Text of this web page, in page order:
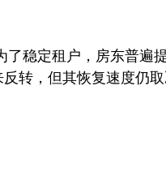
稳定租户，房东普遍
转，但其恢复速度仍